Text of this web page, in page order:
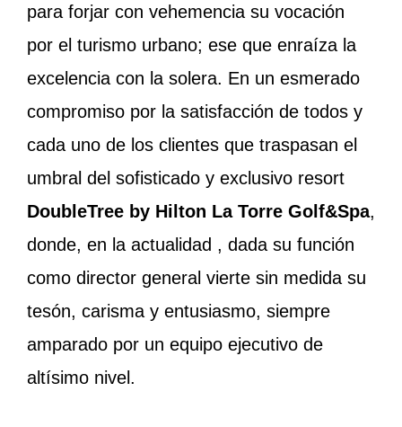
para forjar con vehemencia su vocación
por el turismo urbano; ese que enraíza la
excelencia con la solera. En un esmerado
compromiso por la satisfacción de todos y
cada uno de los clientes que traspasan el
umbral del sofisticado y exclusivo resort
DoubleTree by Hilton La Torre Golf&Spa,
donde, en la actualidad , dada su función
como director general vierte sin medida su
tesón, carisma y entusiasmo, siempre
amparado por un equipo ejecutivo de
altísimo nivel.